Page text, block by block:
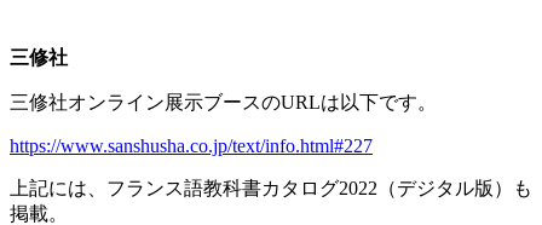
三修社
三修社オンライン展示ブースのURLは以下です。
https://www.sanshusha.co.jp/text/info.html#227
上記には、フランス語教科書カタログ2022 （デジタル版）も
掲載。